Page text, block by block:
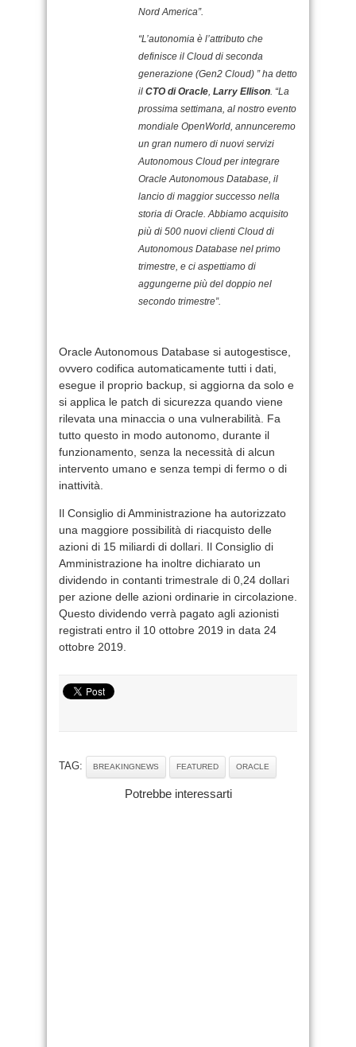
Nord America”.
“L’autonomia è l’attributo che
definisce il Cloud di seconda
generazione (Gen2 Cloud) ” ha detto
il CTO di Oracle Larry Ellison . “La
prossima settimana, al nostro evento
mondiale OpenWorld, annunceremo
un gran numero di nuovi servizi
Autonomous Cloud per integrare
Oracle Autonomous Database, il
lancio di maggior successo nella
storia di Oracle. Abbiamo acquisito
più di 500 nuovi clienti Cloud di
Autonomous Database nel primo
trimestre, e ci aspettiamo di
aggungerne più del doppio nel
secondo trimestre”.
Oracle Autonomous Database si autogestisce,
ovvero codifica automaticamente tutti i dati,
esegue il proprio backup, si aggiorna da solo e
si applica le patch di sicurezza quando viene
rilevata una minaccia o una vulnerabilità. Fa
tutto questo in modo autonomo, durante il
funzionamento, senza la necessità di alcun
intervento umano e senza tempi di fermo o di
inattività.
Il Consiglio di Amministrazione ha autorizzato
una maggiore possibilità di riacquisto delle
azioni di 15 miliardi di dollari. Il Consiglio di
Amministrazione ha inoltre dichiarato un
dividendo in contanti trimestrale di 0,24 dollari
per azione delle azioni ordinarie in circolazione.
Questo dividendo verrà pagato agli azionisti
registrati entro il 10 ottobre 2019 in data 24
ottobre 2019.
TAG: BREAKINGNEWS FEATURED ORACLE
Potrebbe interessarti